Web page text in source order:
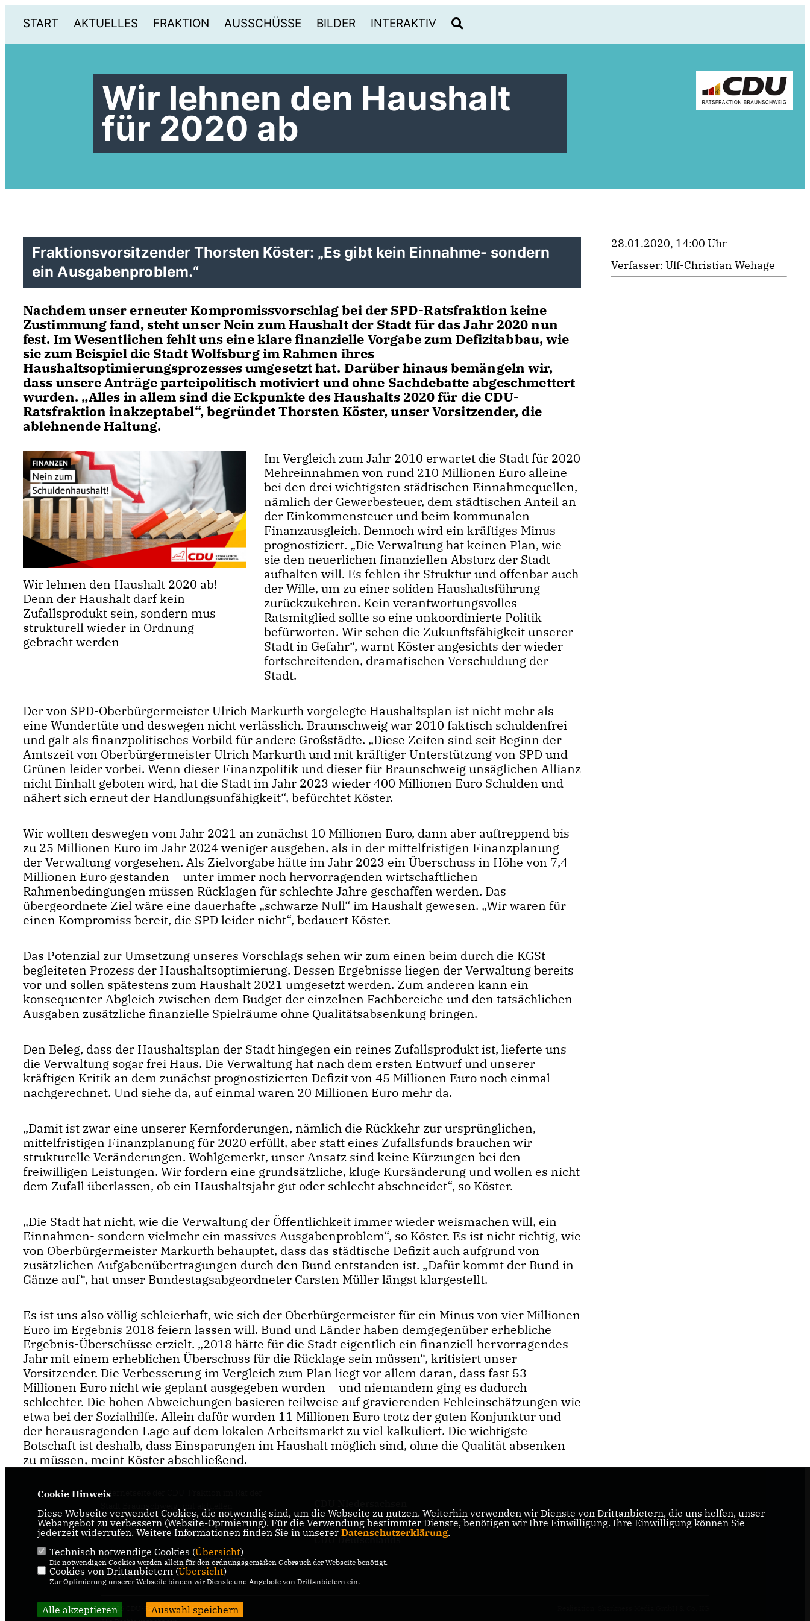
START AKTUELLES FRAKTION AUSSCHÜSSE BILDER INTERAKTIV
Wir lehnen den Haushalt
für 2020 ab
Fraktionsvorsitzender Thorsten Köster: „Es gibt kein Einnahme- sondern
ein Ausgabenproblem.“
Nachdem unser erneuter Kompromissvorschlag bei der SPD-Ratsfraktion keine
Zustimmung fand, steht unser Nein zum Haushalt der Stadt für das Jahr 2020 nun
fest. Im Wesentlichen fehlt uns eine klare finanzielle Vorgabe zum Defizitabbau, wie
sie zum Beispiel die Stadt Wolfsburg im Rahmen ihres
Haushaltsoptimierungsprozesses umgesetzt hat. Darüber hinaus bemängeln wir,
dass unsere Anträge parteipolitisch motiviert und ohne Sachdebatte abgeschmettert
wurden. „Alles in allem sind die Eckpunkte des Haushalts 2020 für die CDU-
Ratsfraktion inakzeptabel“, begründet Thorsten Köster, unser Vorsitzender, die
ablehnende Haltung.
Wir lehnen den Haushalt 2020 ab!
Denn der Haushalt darf kein
Zufallsprodukt sein, sondern mus
strukturell wieder in Ordnung
gebracht werden
Im Vergleich zum Jahr 2010 erwartet die Stadt für 2020
Mehreinnahmen von rund 210 Millionen Euro alleine
bei den drei wichtigsten städtischen Einnahmequellen,
nämlich der Gewerbesteuer, dem städtischen Anteil an
der Einkommensteuer und beim kommunalen
Finanzausgleich. Dennoch wird ein kräftiges Minus
prognostiziert. „Die Verwaltung hat keinen Plan, wie
sie den neuerlichen finanziellen Absturz der Stadt
aufhalten will. Es fehlen ihr Struktur und offenbar auch
der Wille, um zu einer soliden Haushaltsführung
zurückzukehren. Kein verantwortungsvolles
Ratsmitglied sollte so eine unkoordinierte Politik
befürworten. Wir sehen die Zukunftsfähigkeit unserer
Stadt in Gefahr“, warnt Köster angesichts der wieder
fortschreitenden, dramatischen Verschuldung der
Stadt.
Der von SPD-Oberbürgermeister Ulrich Markurth vorgelegte Haushaltsplan ist nicht mehr als
eine Wundertüte und deswegen nicht verlässlich. Braunschweig war 2010 faktisch schuldenfrei
und galt als finanzpolitisches Vorbild für andere Großstädte. „Diese Zeiten sind seit Beginn der
Amtszeit von Oberbürgermeister Ulrich Markurth und mit kräftiger Unterstützung von SPD und
Grünen leider vorbei. Wenn dieser Finanzpolitik und dieser für Braunschweig unsäglichen Allianz
nicht Einhalt geboten wird, hat die Stadt im Jahr 2023 wieder 400 Millionen Euro Schulden und
nähert sich erneut der Handlungsunfähigkeit“, befürchtet Köster.
Wir wollten deswegen vom Jahr 2021 an zunächst 10 Millionen Euro, dann aber auftreppend bis
zu 25 Millionen Euro im Jahr 2024 weniger ausgeben, als in der mittelfristigen Finanzplanung
der Verwaltung vorgesehen. Als Zielvorgabe hätte im Jahr 2023 ein Überschuss in Höhe von 7,4
Millionen Euro gestanden – unter immer noch hervorragenden wirtschaftlichen
Rahmenbedingungen müssen Rücklagen für schlechte Jahre geschaffen werden. Das
übergeordnete Ziel wäre eine dauerhafte „schwarze Null“ im Haushalt gewesen. „Wir waren für
einen Kompromiss bereit, die SPD leider nicht“, bedauert Köster.
Das Potenzial zur Umsetzung unseres Vorschlags sehen wir zum einen beim durch die KGSt
begleiteten Prozess der Haushaltsoptimierung. Dessen Ergebnisse liegen der Verwaltung bereits
vor und sollen spätestens zum Haushalt 2021 umgesetzt werden. Zum anderen kann ein
konsequenter Abgleich zwischen dem Budget der einzelnen Fachbereiche und den tatsächlichen
Ausgaben zusätzliche finanzielle Spielräume ohne Qualitätsabsenkung bringen.
Den Beleg, dass der Haushaltsplan der Stadt hingegen ein reines Zufallsprodukt ist, lieferte uns
die Verwaltung sogar frei Haus. Die Verwaltung hat nach dem ersten Entwurf und unserer
kräftigen Kritik an dem zunächst prognostizierten Defizit von 45 Millionen Euro noch einmal
nachgerechnet. Und siehe da, auf einmal waren 20 Millionen Euro mehr da.
Damit ist zwar eine unserer Kernforderungen, nämlich die Rückkehr zur ursprünglichen,
mittelfristigen Finanzplanung für 2020 erfüllt, aber statt eines Zufallsfunds brauchen wir
strukturelle Veränderungen. Wohlgemerkt, unser Ansatz sind keine Kürzungen bei den
freiwilligen Leistungen. Wir fordern eine grundsätzliche, kluge Kursänderung und wollen es nicht
dem Zufall überlassen, ob ein Haushaltsjahr gut oder schlecht abschneidet“, so Köster.
Die Stadt hat nicht, wie die Verwaltung der Öffentlichkeit immer wieder weismachen will, ein
Einnahmen- sondern vielmehr ein massives Ausgabenproblem“, so Köster. Es ist nicht richtig, wie
von Oberbürgermeister Markurth behauptet, dass das städtische Defizit auch aufgrund von
zusätzlichen Aufgabenübertragungen durch den Bund entstanden ist. „Dafür kommt der Bund in
Gänze auf“, hat unser Bundestagsabgeordneter Carsten Müller längst klargestellt.
Es ist uns also völlig schleierhaft, wie sich der Oberbürgermeister für ein Minus von vier Millionen
Euro im Ergebnis 2018 feiern lassen will. Bund und Länder haben demgegenüber erhebliche
Ergebnis-Überschüsse erzielt. „2018 hätte für die Stadt eigentlich ein finanziell hervorragendes
Jahr mit einem erheblichen Überschuss für die Rücklage sein müssen“, kritisiert unser
Vorsitzender. Die Verbesserung im Vergleich zum Plan liegt vor allem daran, dass fast 53
Millionen Euro nicht wie geplant ausgegeben wurden – und niemandem ging es dadurch
schlechter. Die hohen Abweichungen basieren teilweise auf gravierenden Fehleinschätzungen wie
etwa bei der Sozialhilfe. Allein dafür wurden 11 Millionen Euro trotz der guten Konjunktur und
der herausragenden Lage auf dem lokalen Arbeitsmarkt zu viel kalkuliert. Die wichtigste
Botschaft ist deshalb, dass Einsparungen im Haushalt möglich sind, ohne die Qualität absenken
zu müssen, meint Köster abschließend.
28.01.2020, 14:00 Uhr
Verfasser: Ulf-Christian Wehage
Internetseite der CDU-Fraktion im Rat der
Informationen rund um die Kommunalpolitik
in der zweitgrößten Stadt Niedersachsens.
IMPRESSUM
DATENSCHUTZ
KONTAKT
CDU Deutschlands
@2026 CDU-Ratsfraktion Braunschweig
Cookie Hinweis
Diese Webseite verwendet Cookies, die notwendig sind, um die Webseite zu nutzen. Weiterhin verwenden wir Dienste von Drittanbietern, die uns helfen, unser
Webangebot zu verbessern (Website-Optmierung). Für die Verwendung bestimmter Dienste, benötigen wir Ihre Einwilligung. Ihre Einwilligung können Sie
jederzeit widerrufen. Weitere Informationen finden Sie in unserer Datenschutzerklärung.
Technisch notwendige Cookies (Übersicht)
Die notwendigen Cookies werden allein für den ordnungsgemäßen Gebrauch der Webseite benötigt.
Cookies von Drittanbietern (Übersicht)
Zur Optimierung unserer Webseite binden wir Dienste und Angebote von Drittanbietern ein.
Alle akzeptieren Auswahl speichern